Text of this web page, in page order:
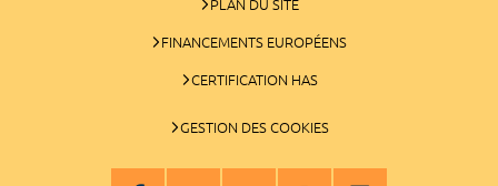
PLAN DU SITE
FINANCEMENTS EUROPÉENS
CERTIFICATION HAS
GESTION DES COOKIES